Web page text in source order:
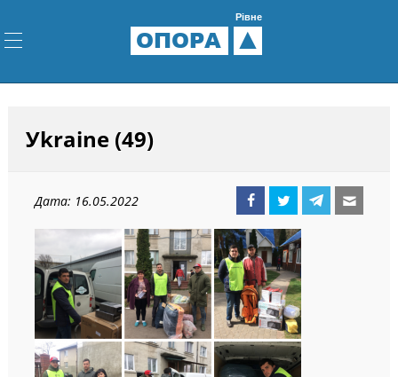
ОПОРА
Рівне
Уkraine (49)
Дата: 16.05.2022